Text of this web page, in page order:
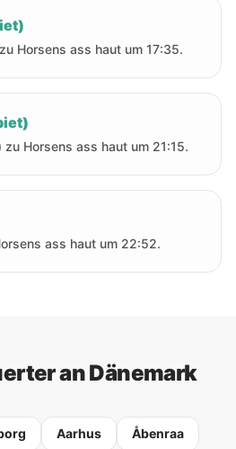
Horsens ass haut um 17:35.
Horsens ass haut um 21:15.
ass haut um 22:52.
an Dänemark
Aarhus Åbenraa